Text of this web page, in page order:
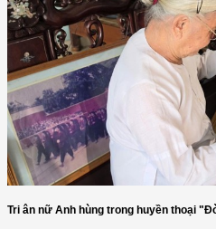
Tri ân nữ Anh hùng trong huyền thoại